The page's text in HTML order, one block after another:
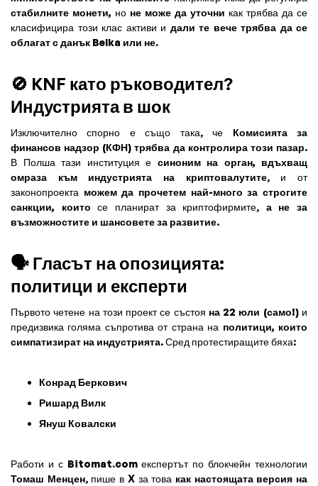
стабилните монети, но не може да уточни как трябва да се
класифицира този клас активи и дали те вече трябва да се
облагат с данък Belka или не.
🚫 KNF като ръководител?
Индустрията в шок
Изключително спорно е също така, че Комисията за
финансов надзор (КФН) трябва да контролира този пазар.
В Полша тази институция е синоним на орган, вдъхващ
омраза към индустрията на криптовалутите, и от
законопроекта можем да прочетем най-много за строгите
санкции, които се планират за криптофирмите, а не за
възможностите и шансовете за развитие.
🗣️ Гласът на опозицията:
политици и експерти
Първото четене на този проект се състоя на 22 юли (само!)и
предизвика голяма съпротива от страна на политици, които
симпатизират на индустрията. Сред протестиращите бяха:
Конрад Беркович
Ришард Вилк
Януш Ковалски
Работи и с Bitomat.comекспертът по блокчейн технологии
Томаш Менцен, пише в X за това как настоящата версия на